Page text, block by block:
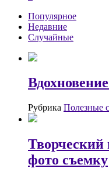
Популярное
Недавние
Случайные
Рубрика Полезные
Творческий
фото съемку